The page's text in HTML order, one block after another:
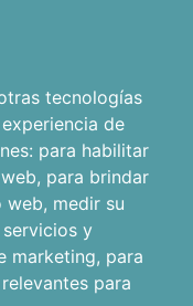
tecnologías
de
para habilitar
, para brindar
web, medir su
y
marketing, para
para